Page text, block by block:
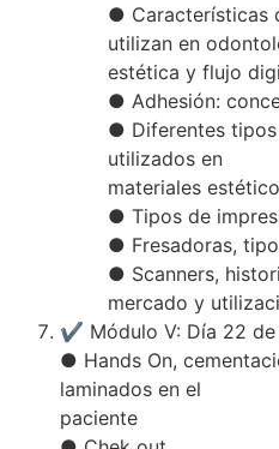
● Características
utilizan en
estética y flujo
● Adhesión:
● Diferentes
utilizados en
materiales
● Tipos de
● Fresadoras,
● Scanners,
mercado y
✔ Módulo V: Día 22 de
● Hands On,
laminados en el
paciente